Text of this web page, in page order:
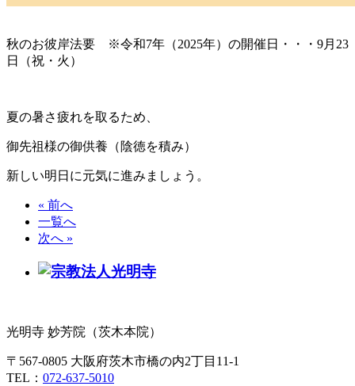
秋のお彼岸法要 ※令和7年（2025年）の開催日・・・9月23
日（祝・火）
夏の暑さ疲れを取るため、
御先祖様の御供養（陰徳を積み）
新しい明日に元気に進みましょう。
« 前へ
一覧へ
次へ »
光明寺 妙芳院（茨木本院）
〒567-0805 大阪府茨木市橋の内2丁目11-1
TEL： 072-637-5010